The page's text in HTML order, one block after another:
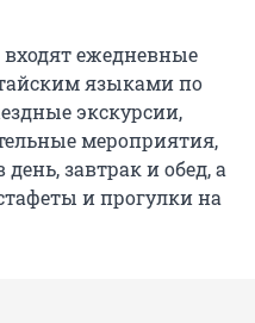
ежедневные
языками по
экскурсии,
мероприятия,
завтрак и обед, а
и прогулки на